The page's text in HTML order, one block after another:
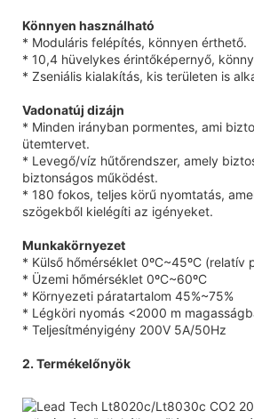
Könnyen használható
* Moduláris felépítés, könnyen érthető.
* 10,4 hüvelykes érintőképernyő,
* Zseniális kialakítás, kis területen is
Vadonatúj dizájn
* Minden irányban pormentes, ami
ütemtervet.
* Levegő/víz hűtőrendszer, amely
biztonságos működést.
* 180 fokos, teljes körű nyomtatás,
szögekből kielégíti az igényeket.
Munkakörnyezet
* Külső hőmérséklet 0ºC~45ºC (relatív
* Üzemi hőmérséklet 0ºC~60ºC
* Környezeti páratartalom 45%~75%
* Légköri nyomás <2000 m
* Teljesítményigény 200V 5A/50Hz
2. Termékelőnyök